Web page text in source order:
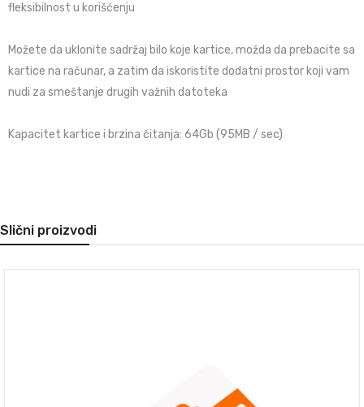
fleksibilnost u korišćenju
Možete da uklonite sadržaj bilo koje kartice, možda da prebacite sa
kartice na računar, a zatim da iskoristite dodatni prostor koji vam
nudi za smeštanje drugih važnih datoteka
Kapacitet kartice i brzina čitanja: 64Gb (95MB / sec)
Slični proizvodi